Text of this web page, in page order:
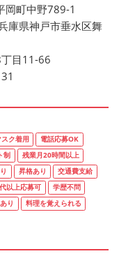
町中野789-1
庫県神戸市垂水区舞
目11-66
ク着用
電話応募OK
制
残業月20時間以上
昇格あり
交通費支給
以上応募可
学歴不問
り
料理を覚えられる